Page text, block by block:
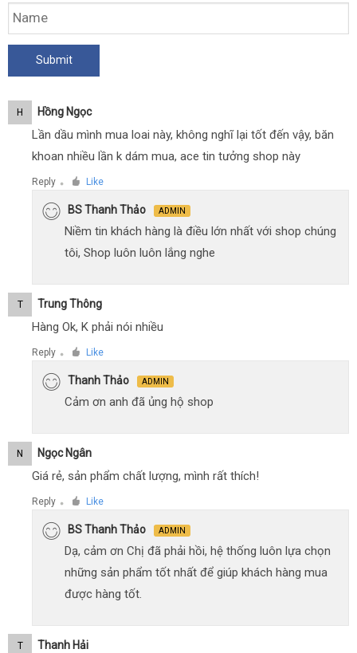
H Hồng Ngọc
Lần dầu mình mua loai này, không nghĩ lại tốt đến vậy, băn
khoan nhiều lần k dám mua, ace tin tưởng shop này
Reply ● Like
BS Thanh Thảo ADMIN
Niềm tin khách hàng là điều lớn nhất với shop chúng
tôi, Shop luôn luôn lắng nghe
T Trung Thông
Hàng Ok, K phải nói nhiều
Reply ● Like
Thanh Thảo ADMIN
Cảm ơn anh đã ủng hộ shop
N Ngọc Ngân
Giá rẻ, sản phẩm chất lượng, mình rất thích!
Reply ● Like
BS Thanh Thảo ADMIN
Dạ, cảm ơn Chị đã phải hồi, hệ thống luôn lựa chọn
những sản phẩm tốt nhất để giúp khách hàng mua
được hàng tốt.
T Thanh Hải